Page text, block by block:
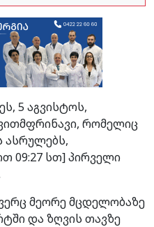
5 აგვისტოს,
რომელიც
ასრულებს,
09:27 სთ] პირველი
მეორე მცდელობაზე
და ზღვის თავზე